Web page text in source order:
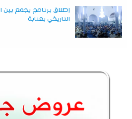
إطلاق برنامج يجمع بين
التاريخي بعنابة